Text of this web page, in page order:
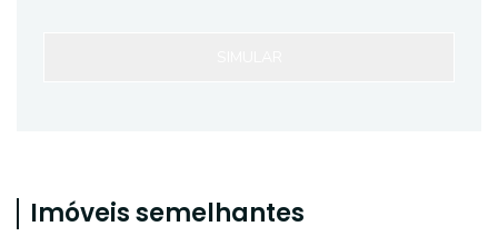
Imóveis semelhantes